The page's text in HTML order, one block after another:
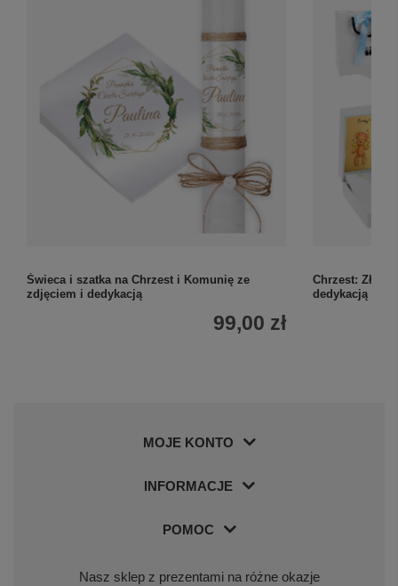
Świeca i szatka na Chrzest i Komunię ze
zdjęciem i dedykacją
99,00 zł
Chrzest: Złoty
dedykacją
MOJE KONTO
INFORMACJE
POMOC
Nasz sklep z prezentami na różne okazje